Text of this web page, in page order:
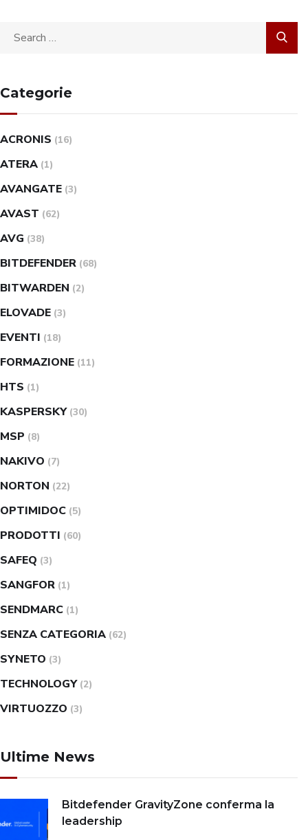
Categorie
ACRONIS (16)
ATERA (1)
AVANGATE (3)
AVAST (62)
AVG (38)
BITDEFENDER (68)
BITWARDEN (2)
ELOVADE (3)
EVENTI (18)
FORMAZIONE (11)
HTS (1)
KASPERSKY (30)
MSP (8)
NAKIVO (7)
NORTON (22)
OPTIMIDOC (5)
PRODOTTI (60)
SAFEQ (3)
SANGFOR (1)
SENDMARC (1)
SENZA CATEGORIA (62)
SYNETO (3)
TECHNOLOGY (2)
VIRTUOZZO (3)
Ultime News
Bitdefender GravityZone conferma la
leadership